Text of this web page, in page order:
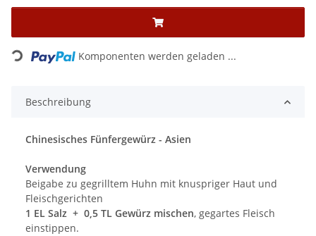
Loading... Komponenten werden geladen ...
Beschreibung
Chinesisches Fünfergewürz - Asien
Verwendung
Beigabe zu gegrilltem Huhn mit knuspriger Haut und
Fleischgerichten
1 EL Salz + 0,5 TL Gewürz mischen, gegartes Fleisch
einstippen.